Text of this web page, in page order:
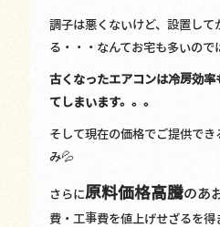
調子は悪くないけど、設置し
る・・・なんてお宅も多いので
古くなったエアコンは冷房効
てしまいます。。。
そして現在の価格でご提供で
み💦
さらに原料価格高騰のあ
費・工事費を値上げせざるを